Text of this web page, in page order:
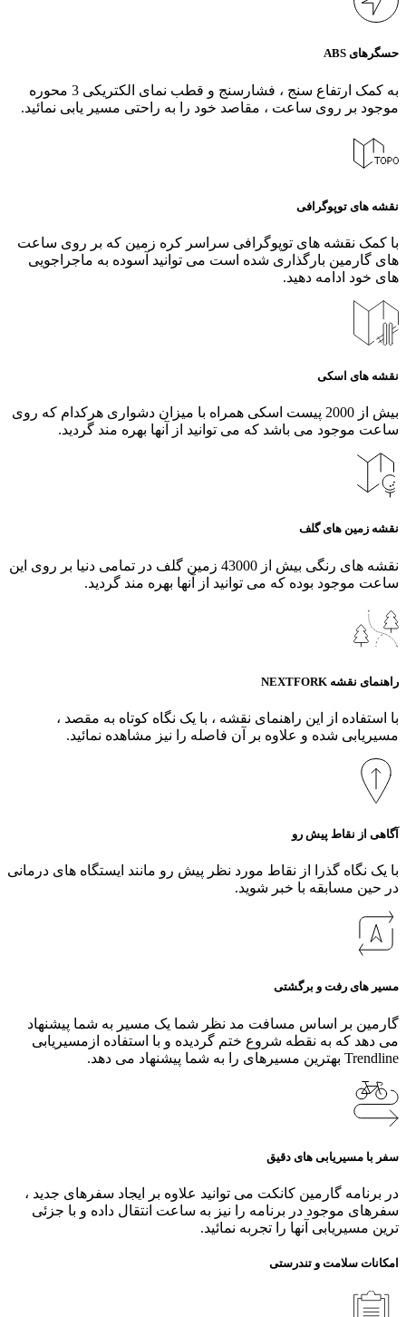
حسگرهای ABS
به کمک ارتفاع سنج ، فشارسنج و قطب نمای الکتریکی 3 محوره
موجود بر روی ساعت ، مقاصد خود را به راحتی مسیر یابی نمائید.
نقشه های توپوگرافی
با کمک نقشه های توپوگرافی سراسر کره زمین که بر روی ساعت
های گارمین بارگذاری شده است می توانید آسوده به ماجراجویی
های خود ادامه دهید.
نقشه های اسکی
بیش از 2000 پیست اسکی همراه با میزان دشواری هرکدام که روی
ساعت موجود می باشد که می توانید از آنها بهره مند گردید.
نقشه زمین های گلف
نقشه های رنگی بیش از 43000 زمین گلف در تمامی دنیا بر روی این
ساعت موجود بوده که می توانید از آنها بهره مند گردید.
راهنمای نقشه NEXTFORK
با استفاده از این راهنمای نقشه ، با یک نگاه کوتاه به مقصد ،
مسیریابی شده و علاوه بر آن فاصله را نیز مشاهده نمائید.
آگاهی از نقاط پیش رو
با یک نگاه گذرا از نقاط مورد نظر پیش رو مانند ایستگاه های درمانی
در حین مسابقه با خبر شوید.
مسیر های رفت و برگشتی
گارمین بر اساس مسافت مد نظر شما یک مسیر به شما پیشنهاد
می دهد که به نقطه شروع ختم گردیده و با استفاده ازمسیریابی
Trendline بهترین مسیرهای را به شما پیشنهاد می دهد.
سفر با مسیریابی های دقیق
در برنامه گارمین کانکت می توانید علاوه بر ایجاد سفرهای جدید ،
سفرهای موجود در برنامه را نیز به ساعت انتقال داده و با جزئی
ترین مسیریابی آنها را تجربه نمائید.
امکانات سلامت و تندرستی